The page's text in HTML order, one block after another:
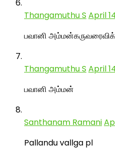
Thangamuthu S April
பவானி
Thangamuthu S April
பவானி அம்மன்
Santhanam Ramani
Pallandu vallga pl